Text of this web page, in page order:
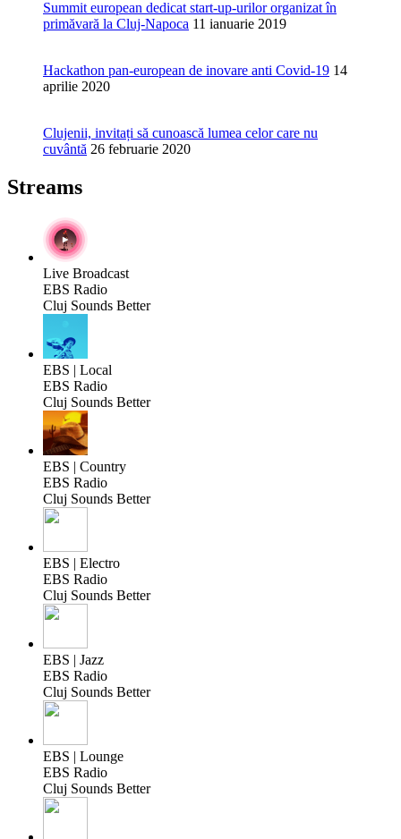
Summit european dedicat start-up-urilor organizat în
primăvară la Cluj-Napoca 11 ianuarie 2019
Hackathon pan-european de inovare anti Covid-19 14
aprilie 2020
Clujenii, invitați să cunoască lumea celor care nu
cuvântă 26 februarie 2020
Streams
Live Broadcast
EBS Radio
Cluj Sounds Better
EBS | Local
EBS Radio
Cluj Sounds Better
EBS | Country
EBS Radio
Cluj Sounds Better
EBS | Electro
EBS Radio
Cluj Sounds Better
EBS | Jazz
EBS Radio
Cluj Sounds Better
EBS | Lounge
EBS Radio
Cluj Sounds Better